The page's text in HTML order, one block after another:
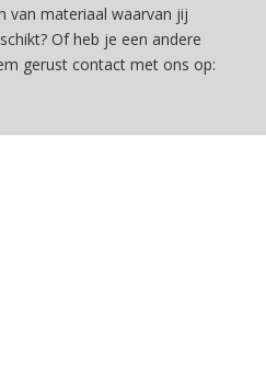
van materiaal waarvan jij
Of heb je een andere
gerust contact met ons op: